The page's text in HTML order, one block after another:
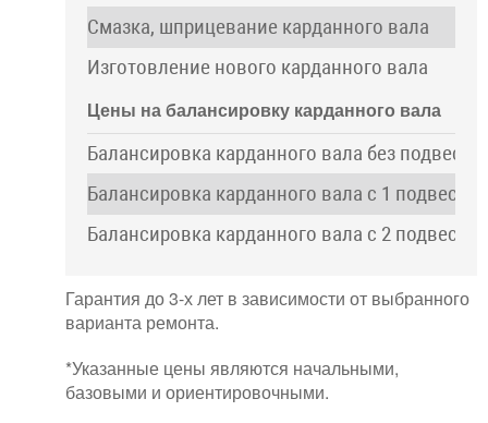
Смазка, шприцевание карданного вала
Изготовление нового карданного вала
Цены на балансировку карданного вала
Балансировка карданного вала без
Балансировка карданного вала с 1
Балансировка карданного вала с 2
Гарантия до 3-х лет в зависимости от выбранного
варианта ремонта.
*Указанные цены являются начальными,
базовыми и ориентировочными.